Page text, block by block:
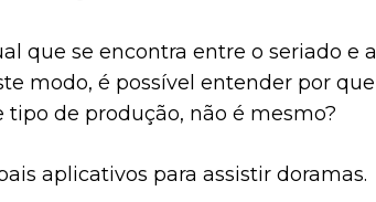
que se encontra entre o seriado e a
modo, é possível entender por que
tipo de produção, não é mesmo?
aplicativos para assistir doramas.